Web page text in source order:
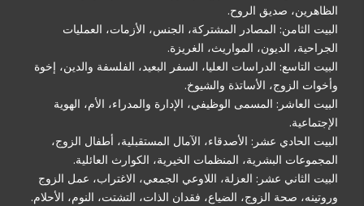
الظاهرين، صديق الروح.
البيت الثامن: المصادر المشتركة، الجنس، الأزمات، العمليات
الجراحية، الديون، المواريث، الغريزة.
البيت التاسع: الدراسات العليا، السفر البعيد، الفلسفة والدين، إخوة
وأخوات الزوج، الأساتذة والشيوخ.
البيت العاشر: المسمى الوظيفي، الإدارة والمدراء، الأم، الهوية
الإجتماعية.
البيت الحادي عشر: الأصدقاء، الآمال المستقبلية، أطفال الزوج،
المجموعات البشرية، المنظمات الخيرية، الكوارث العائلية.
البيت الثاني عشر: العزلة، اللاوعي الجمعي، الاغتراب، عمل الزوج
وروتينه، صحة الزوج، الضياع، فقدان الذات، التشتت، النوم، الأحلام.